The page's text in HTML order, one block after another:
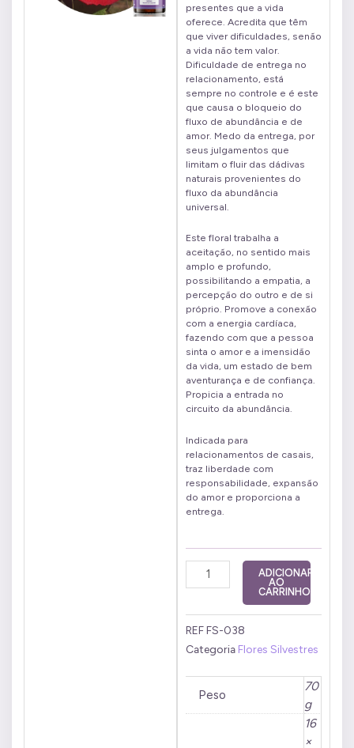
presentes que a vida
oferece. Acredita que têm
que viver dificuldades, senão
a vida não tem valor.
Dificuldade de entrega no
relacionamento, está
sempre no controle e é este
que causa o bloqueio do
fluxo de abundância e de
amor. Medo da entrega, por
seus julgamentos que
limitam o fluir das dádivas
naturais provenientes do
fluxo da abundância
universal.
Este floral trabalha a
aceitação, no sentido mais
amplo e profundo,
possibilitando a empatia, a
percepção do outro e de si
próprio. Promove a conexão
com a energia cardíaca,
fazendo com que a pessoa
sinta o amor e a imensidão
da vida, um estado de bem
aventurança e de confiança.
Propicia a entrada no
circuito da abundância.
Indicada para
relacionamentos de casais,
traz liberdade com
responsabilidade, expansão
do amor e proporciona a
entrega.
Dádiva
10
quantidade
ADICIONAR
AO
CARRINHO
REFFS-038
Categoria Flores Silvestres
Peso
70
g
16
×